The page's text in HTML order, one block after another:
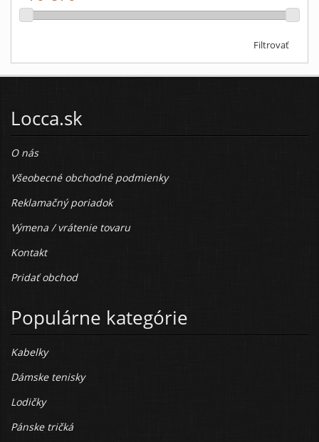
Filtrovať
Locca.sk
O nás
Všeobecné obchodné podmienky
Reklamačný poriadok
Výmena / vrátenie tovaru
Kontakt
Pridať obchod
Populárne kategórie
Kabelky
Dámske tenisky
Lodičky
Pánske tričká